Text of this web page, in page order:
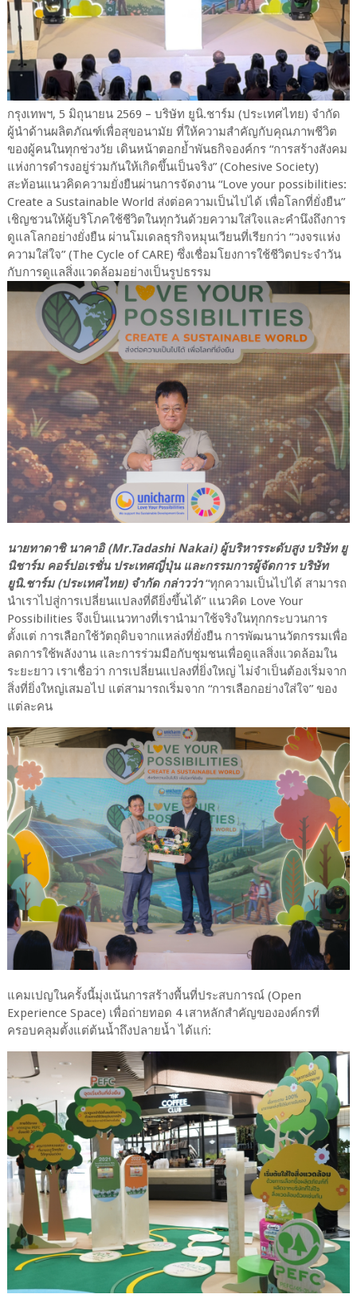
กรุงเทพฯ, 5 มิถุนายน 2569 – บริษัท ยูนิ.ชาร์ม (ประเทศไทย) จำกัด
ผู้นำด้านผลิตภัณฑ์เพื่อสุขอนามัย ที่ให้ความสำคัญกับคุณภาพชีวิต
ของผู้คนในทุกช่วงวัย เดินหน้าตอกย้ำพันธกิจองค์กร “การสร้างสังคม
แห่งการดำรงอยู่ร่วมกันให้เกิดขึ้นเป็นจริง” (Cohesive Society)
สะท้อนแนวคิดความยั่งยืนผ่านการจัดงาน “Love your possibilities:
Create a Sustainable World ส่งต่อความเป็นไปได้ เพื่อโลกที่ยั่งยืน”
เชิญชวนให้ผู้บริโภคใช้ชีวิตในทุกวันด้วยความใส่ใจและคำนึงถึงการ
ดูแลโลกอย่างยั่งยืน ผ่านโมเดลธุรกิจหมุนเวียนที่เรียกว่า “วงจรแห่ง
ความใส่ใจ” (The Cycle of CARE) ซึ่งเชื่อมโยงการใช้ชีวิตประจำวัน
กับการดูแลสิ่งแวดล้อมอย่างเป็นรูปธรรม
นายทาดาชิ นาคาอิ (Mr.Tadashi Nakai) ผู้บริหารระดับสูง บริษัท ยู
นิชาร์ม คอร์ปอเรชั่น ประเทศญี่ปุ่น และกรรมการผู้จัดการ บริษัท
ยูนิ.ชาร์ม (ประเทศไทย) จำกัด กล่าวว่า“ทุกความเป็นไปได้ สามารถ
นำเราไปสู่การเปลี่ยนแปลงที่ดียิ่งขึ้นได้” แนวคิด Love Your
Possibilities จึงเป็นแนวทางที่เรานำมาใช้จริงในทุกกระบวนการ
ตั้งแต่ การเลือกใช้วัตถุดิบจากแหล่งที่ยั่งยืน การพัฒนานวัตกรรมเพื่อ
ลดการใช้พลังงาน และการร่วมมือกับชุมชนเพื่อดูแลสิ่งแวดล้อมใน
ระยะยาว เราเชื่อว่า การเปลี่ยนแปลงที่ยิ่งใหญ่ ไม่จำเป็นต้องเริ่มจาก
สิ่งที่ยิ่งใหญ่เสมอไป แต่สามารถเริ่มจาก “การเลือกอย่างใส่ใจ” ของ
แต่ละคน
แคมเปญในครั้งนี้มุ่งเน้นการสร้างพื้นที่ประสบการณ์ (Open
Experience Space) เพื่อถ่ายทอด 4 เสาหลักสำคัญขององค์กรที่
ครอบคลุมตั้งแต่ต้นน้ำถึงปลายน้ำ ได้แก่: